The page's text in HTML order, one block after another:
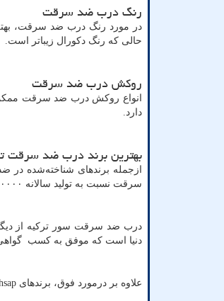
رنگ درب ضد سرقت
در مورد رنگ درب ضد سرقت،
حالی که رنگ دکورال زیباتر است.
روکش درب ضد سرقت
انواع روکش درب ضد سرقت
دارد.
بهترین برند درب ضد سرقت
ازجمله برندهای شناخته‌شده
سرقت نسبت به تولید سالانه ۲۰۰۰۰ درب اقدام می‌نماید.
درب ضد سرقت سور ترکیه از
دنیا است که موفق به کسب
علاوه بر درمورد فوق، برندهای